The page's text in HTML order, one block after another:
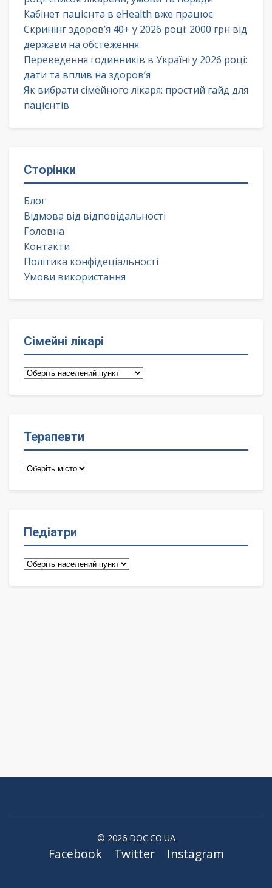
Кабінет пацієнта в eHealth вже працює
Скринінг здоров’я 40+ у 2026 році: 2000 грн від
держави на обстеження
Переведення годинників в Україні у 2026 році:
дати та вплив на здоров’я
Як вибрати сімейного лікаря: простий гайд для
пацієнтів
Сторінки
Блог
Відмова від відповідальності
Головна
Контакти
Політика конфідеціальності
Умови використання
Сімейні лікарі
Сімейні
Терапевти
Терапевти
Педіатри
Педіатри
© 2026 DOC.CO.UA
Facebook Twitter Instagram